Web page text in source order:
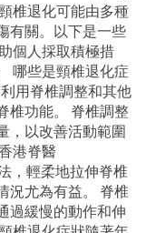
椎退化可能由多種
有關。以下是一些
個人採取積極措
哪些是頸椎退化症
用脊椎調整和其他
椎功能。 脊椎調整
，以改善活動範圍
港脊醫
，輕柔地拉伸脊椎
況尤為有益。 脊椎
過緩慢的動作和伸